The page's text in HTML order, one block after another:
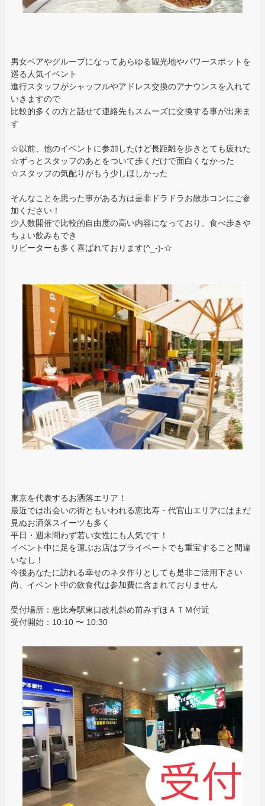
男女ペアやグループになってあらゆる観光地やパワースポットを
巡る人気イベント
進行スタッフがシャッフルやアドレス交換のアナウンスを入れて
いきますので
比較的多くの方と話せて連絡先もスムーズに交換する事が出来ま
す
☆以前、他のイベントに参加したけど長距離を歩きとても疲れた
☆ずっとスタッフのあとをついて歩くだけで面白くなかった
☆スタッフの気配りがもう少しほしかった
そんなことを思った事がある方は是非ドラドラお散歩コンにご参
加ください！
少人数開催で比較的自由度の高い内容になっており、食べ歩きや
ちょい飲みもでき
リピーターも多く喜ばれております(^_-)-☆
東京を代表するお洒落エリア！
最近では出会いの街ともいわれる恵比寿・代官山エリアにはまだ
見ぬお洒落スイーツも多く
平日・週末問わず若い女性にも人気です！
イベント中に足を運ぶお店はプライベートでも重宝すること間違
いなし！
今後あなたに訪れる幸せのネタ作りとしても是非ご活用下さい
尚、イベント中の飲食代は参加費に含まれておりません
受付場所：恵比寿駅東口改札斜め前みずほＡＴＭ付近
受付開始：10:10 〜 10:30